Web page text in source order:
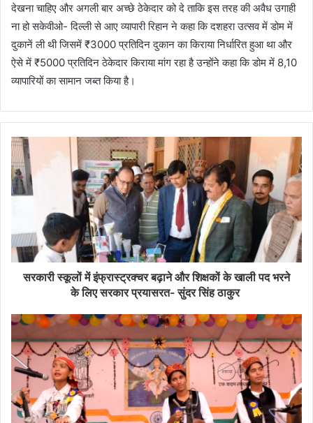
देखना चाहिए और अगली बार अच्छे ठेकेदार को दे ताकि इस तरह की अवैध उगाही
ना हो सकेवीओ- दिल्ली से आए व्यापारी रिहान ने कहा कि दशहरा उत्सव में डोम में
दुकानें ली थी जिसमें ₹3000 प्रतिदिन दुकान का किराया निर्धारित हुआ था और
ऐसे में ₹5000 प्रतिदिन ठेकेदार किराया मांग रहा है उन्होंने कहा कि डोम में 8,10
व्यापारियों का सामान जब्त किया है।
सरकारी स्कूलों में इंफ्रास्ट्रक्चर बढ़ाने और शिक्षकों के खाली पद भरने
के लिए सरकार प्रयासरत- सुंदर सिंह ठाकुर